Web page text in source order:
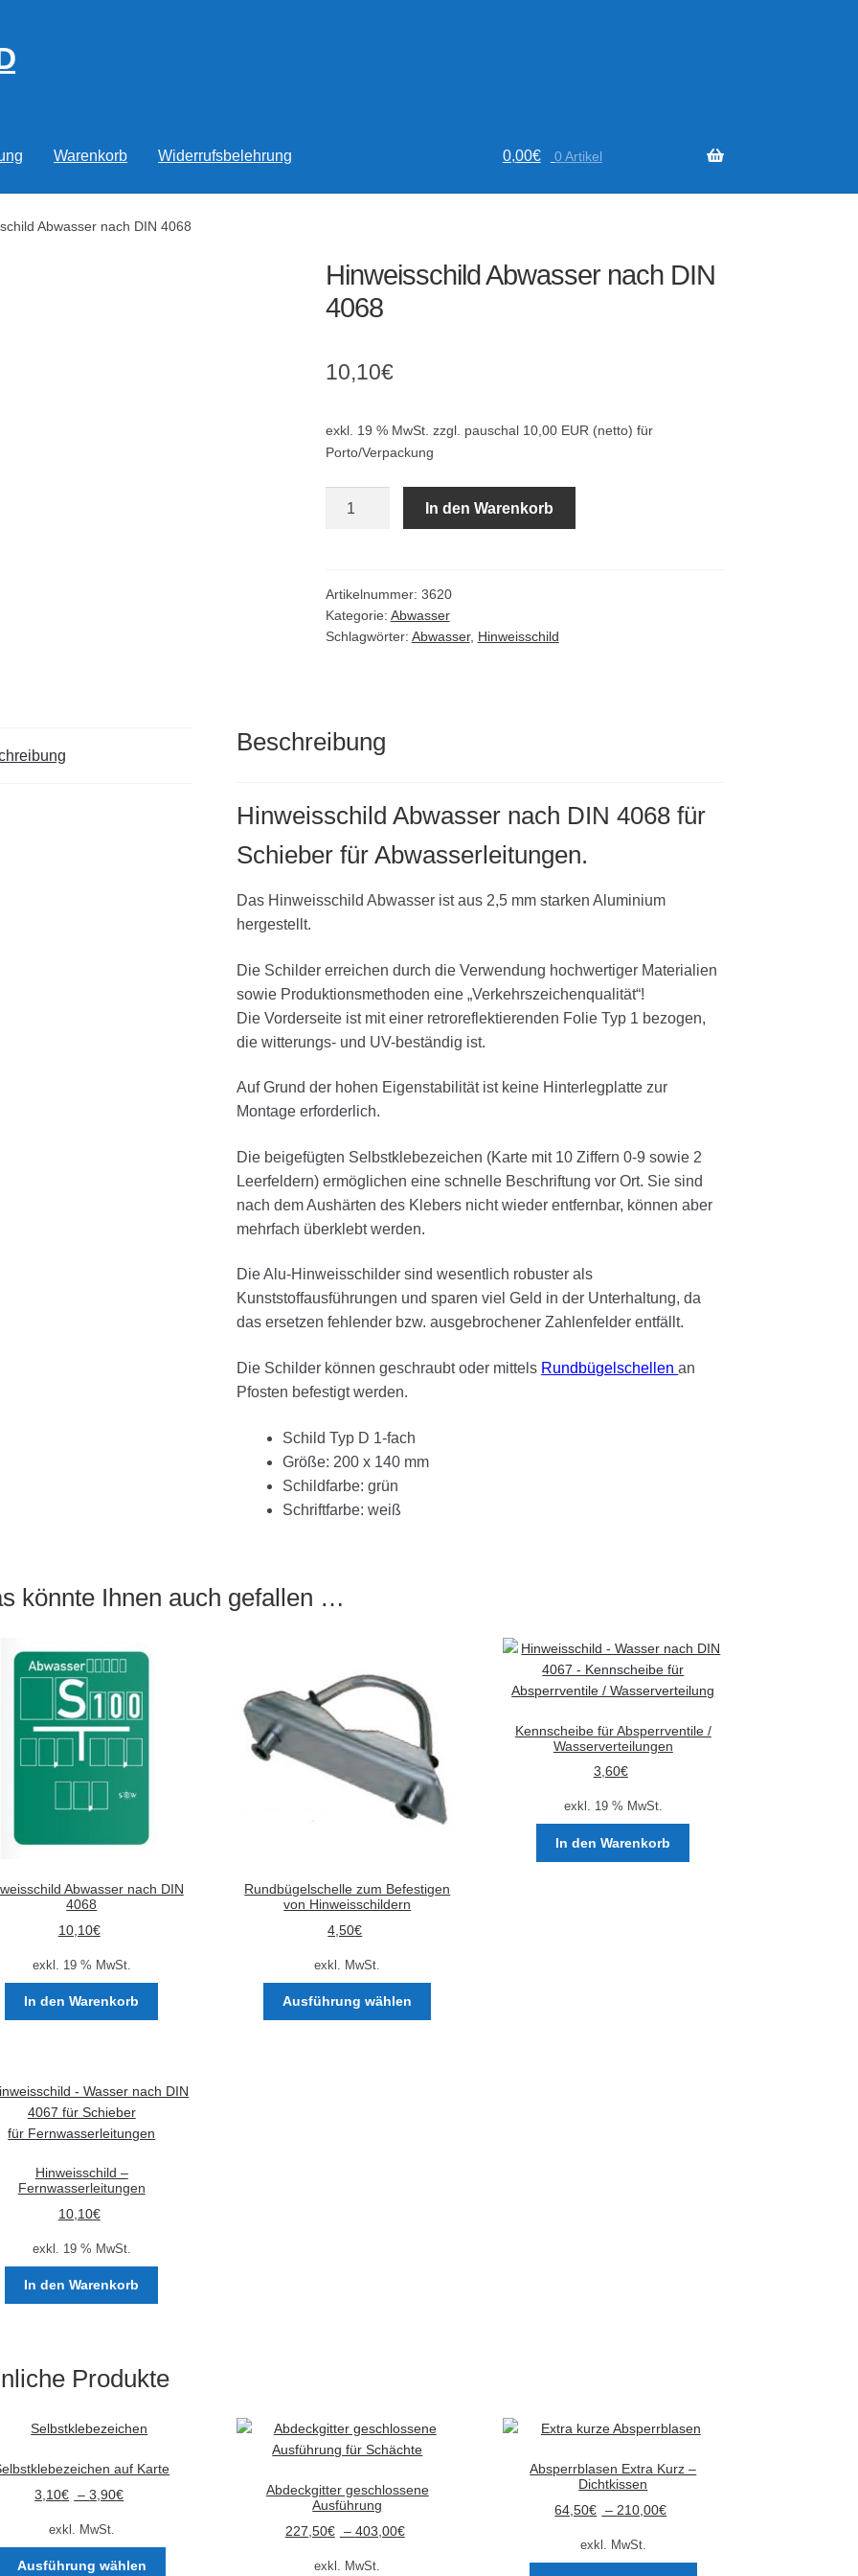
Warenkorb Widerrufsbelehrung 0,00€ 0 Artikel
Abwasser nach DIN 4068
Hinweisschild Abwasser nach DIN
4068
10,10€
exkl. 19 % MwSt. zzgl. pauschal 10,00 EUR (netto) für
Porto/Verpackung
4068
Menge
In den Warenkorb
Artikelnummer: 3620
Kategorie: Abwasser
Schlagwörter: Abwasser, Hinweisschild
Beschreibung
Hinweisschild Abwasser nach DIN 4068 für
Schieber für Abwasserleitungen.
Das Hinweisschild Abwasser ist aus 2,5 mm starken Aluminium
hergestellt.
Die Schilder erreichen durch die Verwendung hochwertiger Materialien
sowie Produktionsmethoden eine „Verkehrszeichenqualität“!
Die Vorderseite ist mit einer retroreflektierenden Folie Typ 1 bezogen,
die witterungs- und UV-beständig ist.
Auf Grund der hohen Eigenstabilität ist keine Hinterlegplatte zur
Montage erforderlich.
Die beigefügten Selbstklebezeichen (Karte mit 10 Ziffern 0-9 sowie 2
Leerfeldern) ermöglichen eine schnelle Beschriftung vor Ort. Sie sind
nach dem Aushärten des Klebers nicht wieder entfernbar, können aber
mehrfach überklebt werden.
Die Alu-Hinweisschilder sind wesentlich robuster als
Kunststoffausführungen und sparen viel Geld in der Unterhaltung, da
das ersetzen fehlender bzw. ausgebrochener Zahlenfelder entfällt.
Die Schilder können geschraubt oder mittels Rundbügelschellenan
Pfosten befestigt werden.
Schild Typ D 1-fach
Größe: 200 x 140 mm
Schildfarbe: grün
Schriftfarbe: weiß
könnte Ihnen auch gefallen …
Abwasser nach DIN
4068
10,10€
exkl. 19 % MwSt.
In den Warenkorb
Rundbügelschelle zum Befestigen
von Hinweisschildern
4,50€
exkl. MwSt.
Ausführung wählen
Kennscheibe für Absperrventile /
Wasserverteilungen
3,60€
exkl. 19 % MwSt.
In den Warenkorb
Hinweisschild –
Fernwasserleitungen
10,10€
exkl. 19 % MwSt.
In den Warenkorb
Produkte
auf Karte
3,10€ –3,90€
exkl. MwSt.
Ausführung wählen
Abdeckgitter geschlossene
Ausführung
227,50€ – 403,00€
exkl. MwSt.
Absperrblasen Extra Kurz –
Dichtkissen
64,50€ – 210,00€
exkl. MwSt.